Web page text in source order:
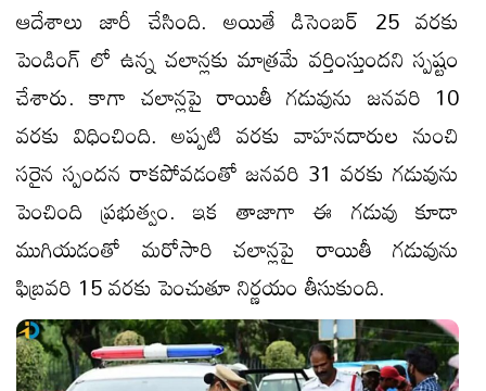
ఆదేశాలు జారీ చేసింది. అయితే డిసెంబర్ 25 వరకు
పెండింగ్ లో ఉన్న చలాన్లకు మాత్రమే వర్తింస్తుందని స్పష్టం
చేశారు. కాగా చలాన్లపై రాయితీ గడువును జనవరి 10
వరకు విధించింది. అప్పటి వరకు వాహనదారుల నుంచి
సరైన స్పందన రాకపోవడంతో జనవరి 31 వరకు గడువును
పెంచింది ప్రభుత్వం. ఇక తాజాగా ఈ గడువు కూడా
ముగియడంతో మరోసారి చలాన్లపై రాయితీ గడువును
ఫిబ్రవరి 15 వరకు పెంచుతూ నిర్ణయం తీసుకుంది.